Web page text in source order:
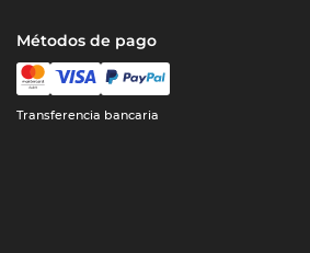
Métodos de pago
Transferencia bancaria